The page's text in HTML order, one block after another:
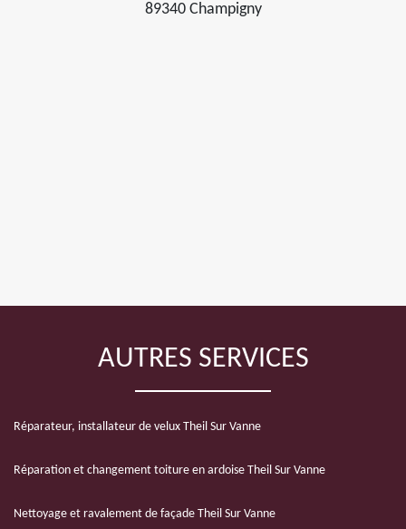
89340 Champigny
AUTRES SERVICES
Réparateur, installateur de velux Theil Sur Vanne
Réparation et changement toiture en ardoise Theil Sur Vanne
Nettoyage et ravalement de façade Theil Sur Vanne